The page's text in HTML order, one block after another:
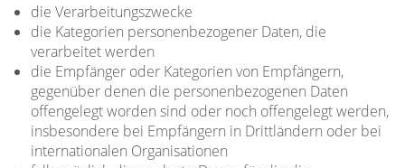
die Verarbeitungszwecke
die Kategorien personenbezogener Daten, die
verarbeitet werden
die Empfänger oder Kategorien von Empfängern,
gegenüber denen die personenbezogenen Daten
offengelegt worden sind oder noch offengelegt werden,
insbesondere bei Empfängern in Drittländern oder bei
internationalen Organisationen